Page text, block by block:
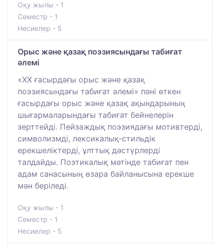
Оқу жылы - 1
Семестр - 1
Несиелер - 5
Орыс және қазақ поэзиясындағы табиғат
әлемі
«ХХ ғасырдағы орыс және қазақ
поэзиясындағы табиғат әлемі» пәні өткен
ғасырдағы орыс және қазақ ақындарының
шығармаларындағы табиғат бейнелерін
зерттейді. Пейзаждық поэзиядағы мотивтерді,
символизмді, лексикалық-стильдік
ерекшеліктерді, ұлттық дәстүрлерді
талдайды. Поэтикалық мәтінде табиғат пен
адам санасының өзара байланысына ерекше
мән беріледі.
Оқу жылы - 1
Семестр - 1
Несиелер - 5